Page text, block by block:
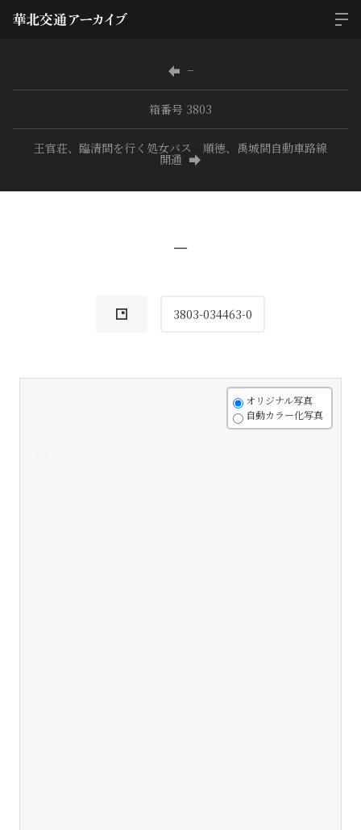
−
箱番号 3803
王官荘、臨清間を行く処女バス 順徳、禹城間自動車路線
開通
−
3803-034463-0
オリジナル写真
自動カラー化写真